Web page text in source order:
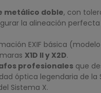
metálico doble, con
la alineación
EXIF básica
X1D II y X2D.
profesionales que
óptica legendaria de la
Sistema X.